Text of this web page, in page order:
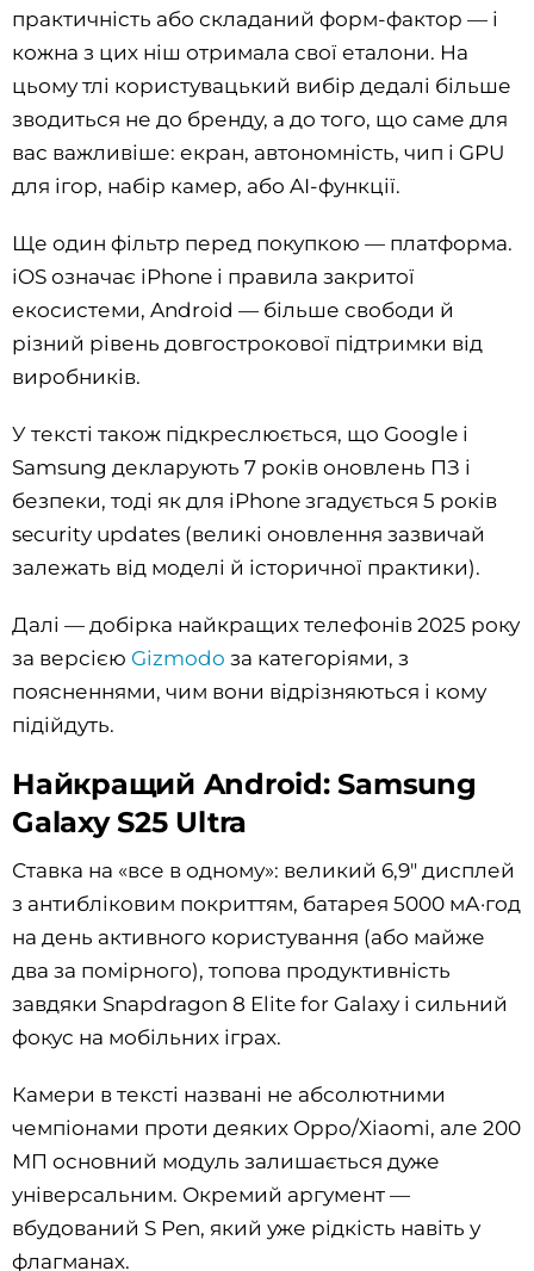
практичність або складаний форм-фактор — і
кожна з цих ніш отримала свої еталони. На
цьому тлі користувацький вибір дедалі більше
зводиться не до бренду, а до того, що саме для
вас важливіше: екран, автономність, чип і GPU
для ігор, набір камер, або AI-функції.
Ще один фільтр перед покупкою — платформа.
iOS означає iPhone і правила закритої
екосистеми, Android — більше свободи й
різний рівень довгострокової підтримки від
виробників.
У тексті також підкреслюється, що Google і
Samsung декларують 7 років оновлень ПЗ і
безпеки, тоді як для iPhone згадується 5 років
security updates (великі оновлення зазвичай
залежать від моделі й історичної практики).
Далі — добірка найкращих телефонів 2025 року
за версією Gizmodo за категоріями, з
поясненнями, чим вони відрізняються і кому
підійдуть.
Найкращий Android: Samsung
Galaxy S25 Ultra
Ставка на «все в одному»: великий 6,9" дисплей
з антибліковим покриттям, батарея 5000 мА·год
на день активного користування (або майже
два за помірного), топова продуктивність
завдяки Snapdragon 8 Elite for Galaxy і сильний
фокус на мобільних іграх.
Камери в тексті названі не абсолютними
чемпіонами проти деяких Oppo/Xiaomi, але 200
МП основний модуль залишається дуже
універсальним. Окремий аргумент —
вбудований S Pen, який уже рідкість навіть у
флагманах.